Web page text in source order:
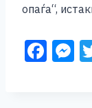
опаѓа“,
F M